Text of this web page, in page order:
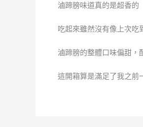
滷蹄膀味道真的是超香的
吃起來雖然沒有像上次吃
滷蹄膀的整體口味偏甜，
這開箱算是滿足了我之前